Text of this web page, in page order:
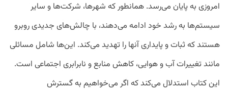
امروزی به پایان می‌رسد. همانطور که شهرها، شرکت‌ها و سایر
سیستم‌ها به رشد خود ادامه می‌دهند، با چالش‌های جدیدی روبرو
هستند که ثبات و پایداری آنها را تهدید می‌کند. این‌ها شامل مسائلی
مانند تغییرات آب و هوایی، کاهش منابع و نابرابری اجتماعی است.
این کتاب استدلال می‌کند که اگر می‌خواهیم به گسترش